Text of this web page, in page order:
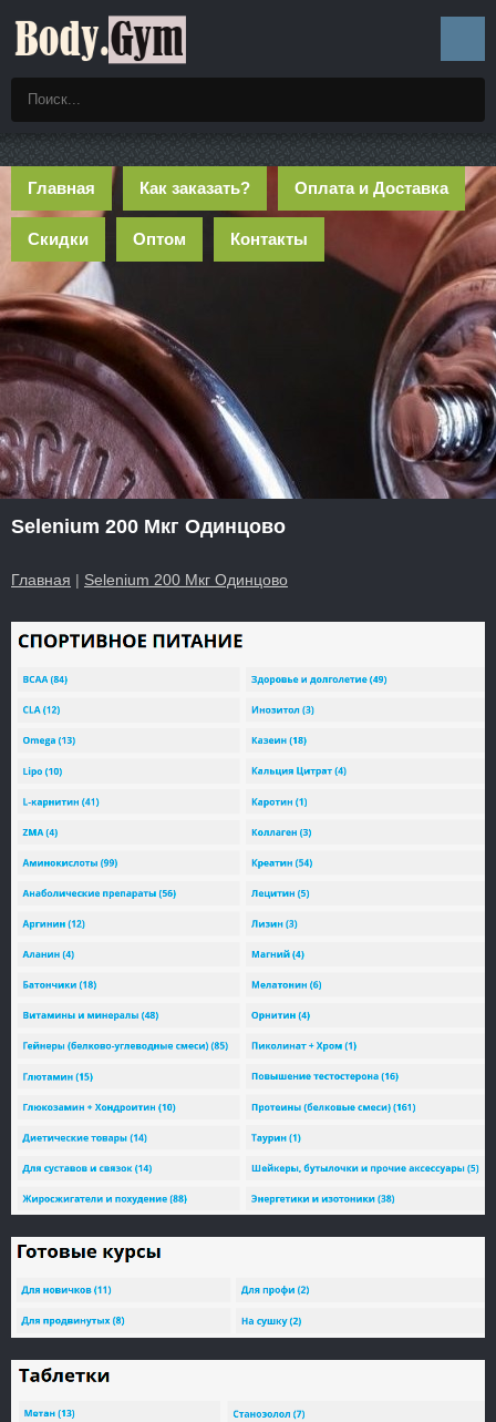
Главная Как заказать? Оплата и Доставка
Скидки Оптом Контакты
Selenium 200 Мкг Одинцово
Главная | Selenium 200 Мкг Одинцово